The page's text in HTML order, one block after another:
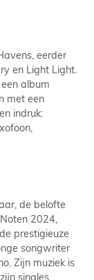
eerder
en Light Light.
album
met een
indruk:
de belofte
2024,
prestigieuze
songwriter
Zijn muziek is
singles